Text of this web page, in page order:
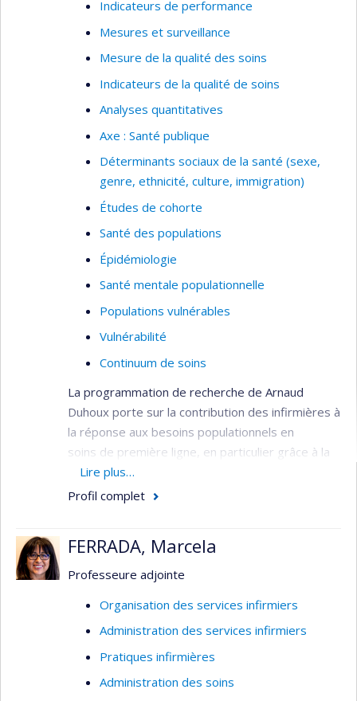
Indicateurs de performance
Mesures et surveillance
Mesure de la qualité des soins
Indicateurs de la qualité de soins
Analyses quantitatives
Axe : Santé publique
Déterminants sociaux de la santé (sexe,
genre, ethnicité, culture, immigration)
Études de cohorte
Santé des populations
Épidémiologie
Santé mentale populationnelle
Populations vulnérables
Vulnérabilité
Continuum de soins
La programmation de recherche de Arnaud
Duhoux porte sur la contribution des infirmières à
la réponse aux besoins populationnels en
soins de première ligne, en particulier grâce à la
pratique avancée. Il mène plusieurs projets sur le
sujet, dans le domaine de l’organisation des
Québec en 2022. Son expertise en évalution de la
qualité grâce à la mesure d'indicateurs est mise à
s'intéresse également aux conditions de pratique
des IPS en partenariat avec différents acteurs du
système de santé.
Cliniques IPS
Lire plus…
Profil complet
FERRADA, Marcela
Professeure adjointe
Organisation des services infirmiers
Administration des services infirmiers
Pratiques infirmières
Administration des soins